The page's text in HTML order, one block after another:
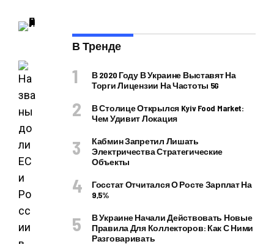
В Тренде
В 2020 Году В Украине Выставят На
Торги Лицензии На Частоты 5G
В Столице Открылся Kyiv Food Market:
Чем Удивит Локация
Кабмин Запретил Лишать
Электричества Стратегические
Объекты
Госстат Отчитался О Росте Зарплат На
9,5%
В Украине Начали Действовать Новые
Правила Для Коллекторов: Как С Ними
Разговаривать